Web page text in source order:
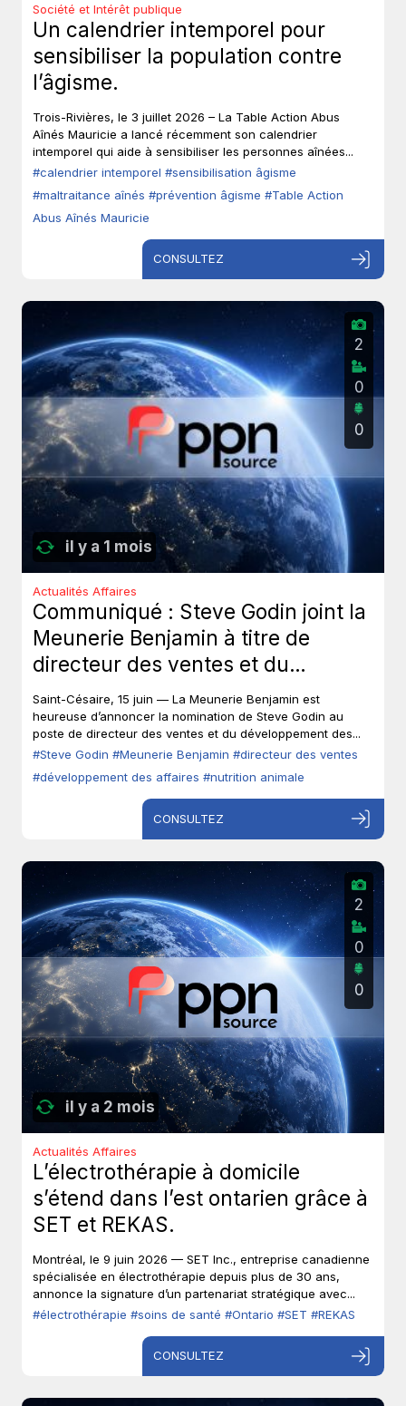
Société et Intérêt publique
Un calendrier intemporel pour
sensibiliser la population contre
l’âgisme.
Trois-Rivières, le 3 juillet 2026 – La Table Action Abus
Aînés Mauricie a lancé récemment son calendrier
intemporel qui aide à sensibiliser les personnes aînées...
#calendrier intemporel #sensibilisation âgisme
#maltraitance aînés #prévention âgisme #Table Action
Abus Aînés Mauricie
CONSULTEZ
il y a 1 mois
2
0
0
Actualités Affaires
Communiqué : Steve Godin joint la
Meunerie Benjamin à titre de
directeur des ventes et du
développement des affaires.
Saint-Césaire, 15 juin — La Meunerie Benjamin est
heureuse d’annoncer la nomination de Steve Godin au
poste de directeur des ventes et du développement des...
#Steve Godin #Meunerie Benjamin #directeur des ventes
#développement des affaires #nutrition animale
CONSULTEZ
il y a 2 mois
2
0
0
Actualités Affaires
L’électrothérapie à domicile
s’étend dans l’est ontarien grâce à
SET et REKAS.
Montréal, le 9 juin 2026 — SET Inc., entreprise canadienne
spécialisée en électrothérapie depuis plus de 30 ans,
annonce la signature d’un partenariat stratégique avec...
#électrothérapie #soins de santé #Ontario #SET #REKAS
CONSULTEZ